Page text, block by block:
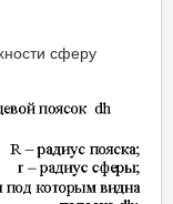
сферу